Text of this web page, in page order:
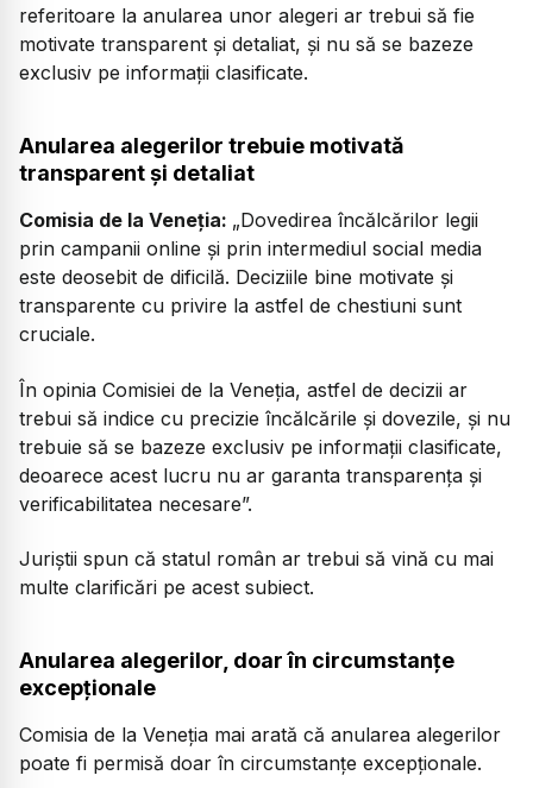
referitoare la anularea unor alegeri ar trebui să fie
motivate transparent și detaliat, și nu să se bazeze
exclusiv pe informații clasificate.
Anularea alegerilor trebuie motivată
transparent și detaliat
Comisia de la Veneția: „Dovedirea încălcărilor legii
prin campanii online și prin intermediul social media
este deosebit de dificilă. Deciziile bine motivate și
transparente cu privire la astfel de chestiuni sunt
cruciale.
În opinia Comisiei de la Veneția, astfel de decizii ar
trebui să indice cu precizie încălcările și dovezile, și nu
trebuie să se bazeze exclusiv pe informații clasificate,
deoarece acest lucru nu ar garanta transparența și
verificabilitatea necesare”.
Juriștii spun că statul român ar trebui să vină cu mai
multe clarificări pe acest subiect.
Anularea alegerilor, doar în circumstanțe
excepționale
Comisia de la Veneția mai arată că anularea alegerilor
poate fi permisă doar în circumstanțe excepționale.